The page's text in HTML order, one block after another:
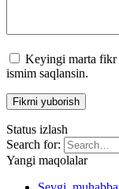
Keyingi marta fikr
ismim saqlansin.
Status izlash
Search for:
Yangi maqolalar